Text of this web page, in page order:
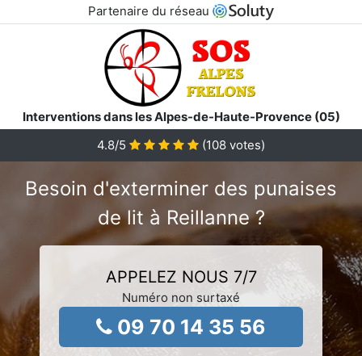
Partenaire du réseau
Interventions dans les Alpes-de-Haute-Provence (05)
4.8/5 (108 votes)
Besoin d'exterminer des punaises
de lit à Reillanne ?
APPELEZ NOUS 7/7
Numéro non surtaxé
09 70 14 35 56